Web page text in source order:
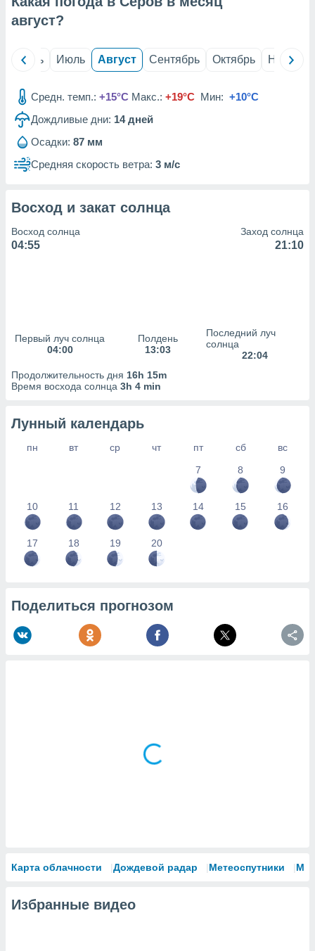
из
данных
наших 1199
август?
Июнь Июль Август Сентябрь Октябрь Ноябрь
Средн. темп.: +15°C Макс.: +19°C Мин: +10°C
Дождливые дни: 14дней
Осадки: 87 мм
Средняя скорость ветра: 3 м/с
Восход и закат солнца
Восход солнца
04:55
Заход солнца
21:10
Первый луч солнца
04:00
Полдень
13:03
Последний луч
солнца
22:04
Продолжительность дня 16h 15m
Время восхода солнца 3h 4 min
Лунный календарь
пн вт ср чт пт сб
вс
7
8 9
10 11 12 13 14 15 16
17 18 19 20
Поделиться прогнозом
Карта облачности Дождевой радар Метеоспутники
Избранные видео